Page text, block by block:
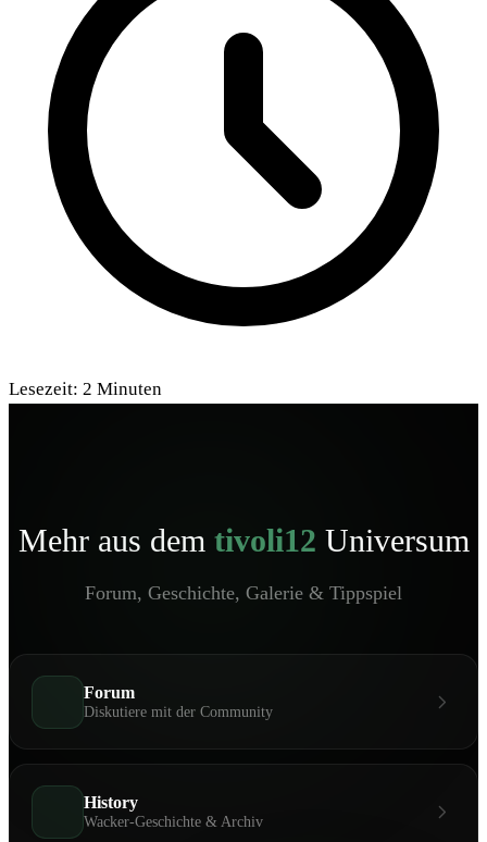
Lesezeit: 2 Minuten
Mehr aus dem tivoli12 Universum
Forum, Geschichte, Galerie & Tippspiel
Forum
Diskutiere mit der Community
History
Wacker-Geschichte & Archiv